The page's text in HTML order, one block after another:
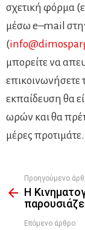
σχετική φόρμα
μέσω e–mail
(
μπορείτε να
εκπαίδευση θα
ωρών και θα
μέρες προτιμάτε.
more
Προηγούμενο
Η
Επόμενο άρθρο